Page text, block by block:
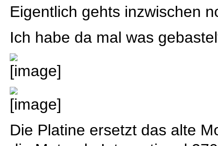
Eigentlich gehts inzwischen
Ich habe da mal was
Die Platine ersetzt das alte